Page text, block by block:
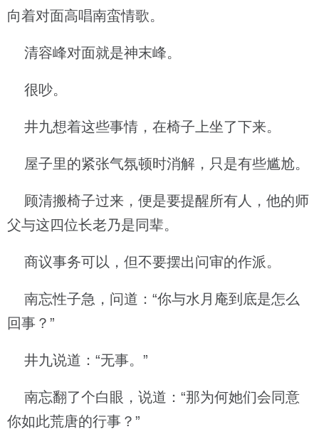
向着对面高唱南蛮情歌。
清容峰对面就是神末峰。
很吵。
井九想着这些事情，在椅子上坐了下来。
屋子里的紧张气氛顿时消解，只是有些尴尬。
顾清搬椅子过来，便是要提醒所有人，他的师
父与这四位长老乃是同辈。
商议事务可以，但不要摆出问审的作派。
南忘性子急，问道：“你与水月庵到底是怎么
回事？”
井九说道：“无事。”
南忘翻了个白眼，说道：“那为何她们会同意
你如此荒唐的行事？”